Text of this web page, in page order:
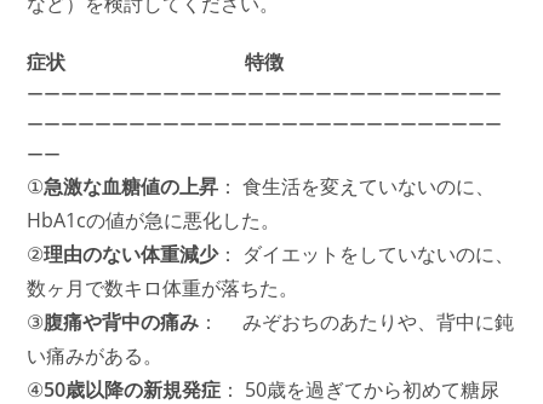
症状 特徴
ーーーーーーーーーーーーーーーーーーーーーーーーーーーー
ーーーーーーーーーーーーーーーーーーーーーーーーーーーー
ーー
①急激な血糖値の上昇 ： 食生活を変えていないのに、
HbA1cの値が急に悪化した。
②理由のない体重減少： ダイエットをしていないのに、
数ヶ月で数キロ体重が落ちた。
③腹痛や背中の痛み ： みぞおちのあたりや、背中に鈍
い痛みがある。
④50歳以降の新規発症 ： 50歳を過ぎてから初めて糖尿